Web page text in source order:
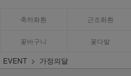
축하화환 근조화환
꽃바구니 꽃다발
EVENT 가정의달